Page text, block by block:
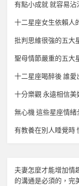
有點小成就 就容易沾
十二星座女生依賴人
批判思維很強的五大
聖母情節嚴重的五大
十二星座喝醉後 誰愛
十分樂觀 永遠相信
無心機 這些星座情緒
有教養在別人睡覺時
夫妻怎麼才能增加情
的溝通是必須的，完